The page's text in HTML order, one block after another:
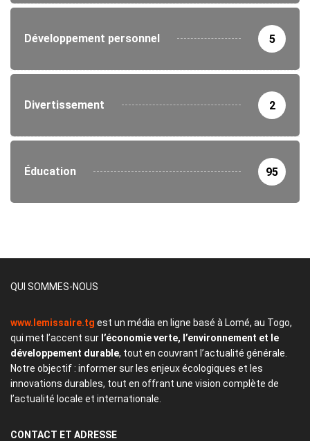
Développement personnel 5
Divertissement 2
Éducation 95
QUI SOMMES-NOUS
www.lemissaire.tg est un média en ligne basé à Lomé, au Togo,
qui met l’accent sur l’économie verte, l’environnement et le
développement durable, tout en couvrant l’actualité générale.
Notre objectif : informer sur les enjeux écologiques et les
innovations durables, tout en offrant une vision complète de
l’actualité locale et internationale.
CONTACT ET ADRESSE